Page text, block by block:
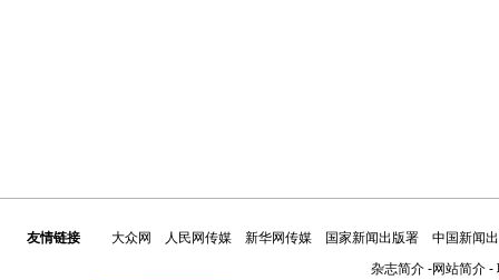
友情链接 大众网 人民网传媒 新华网传媒 国家新闻出版署
中国新闻
杂志简介-网站简介-